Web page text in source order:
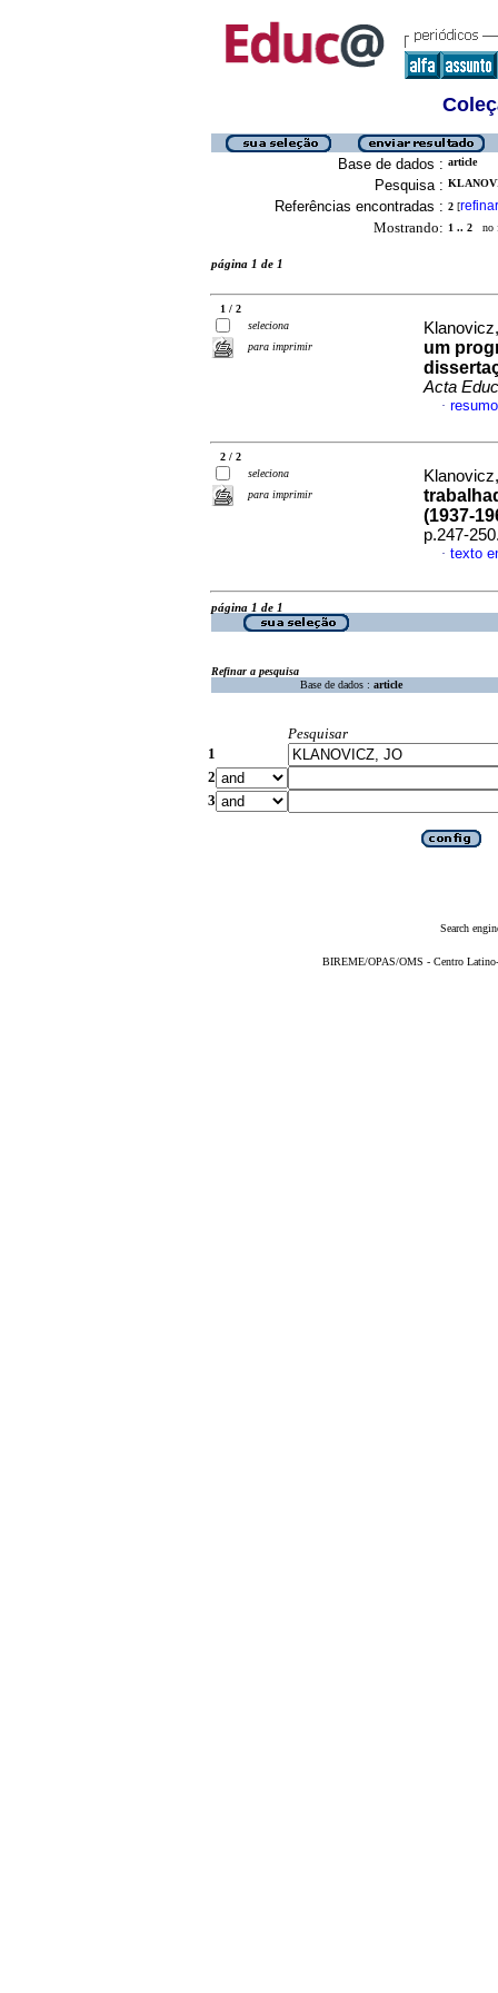
Base de dados : article
Pesquisa :
Referências encontradas : 2 [refinar
Mostrando: 1 .. 2 no
página 1 de 1
1 / 2
seleciona
para imprimir
um
Acta
·
2 / 2
seleciona
para imprimir
(1937-
p.247-
· texto
página 1 de 1
Refinar a pesquisa
Base de dados : article
Pesquisar
1
2
3
Search
BIREME/OPAS/OMS - Centro Latino-